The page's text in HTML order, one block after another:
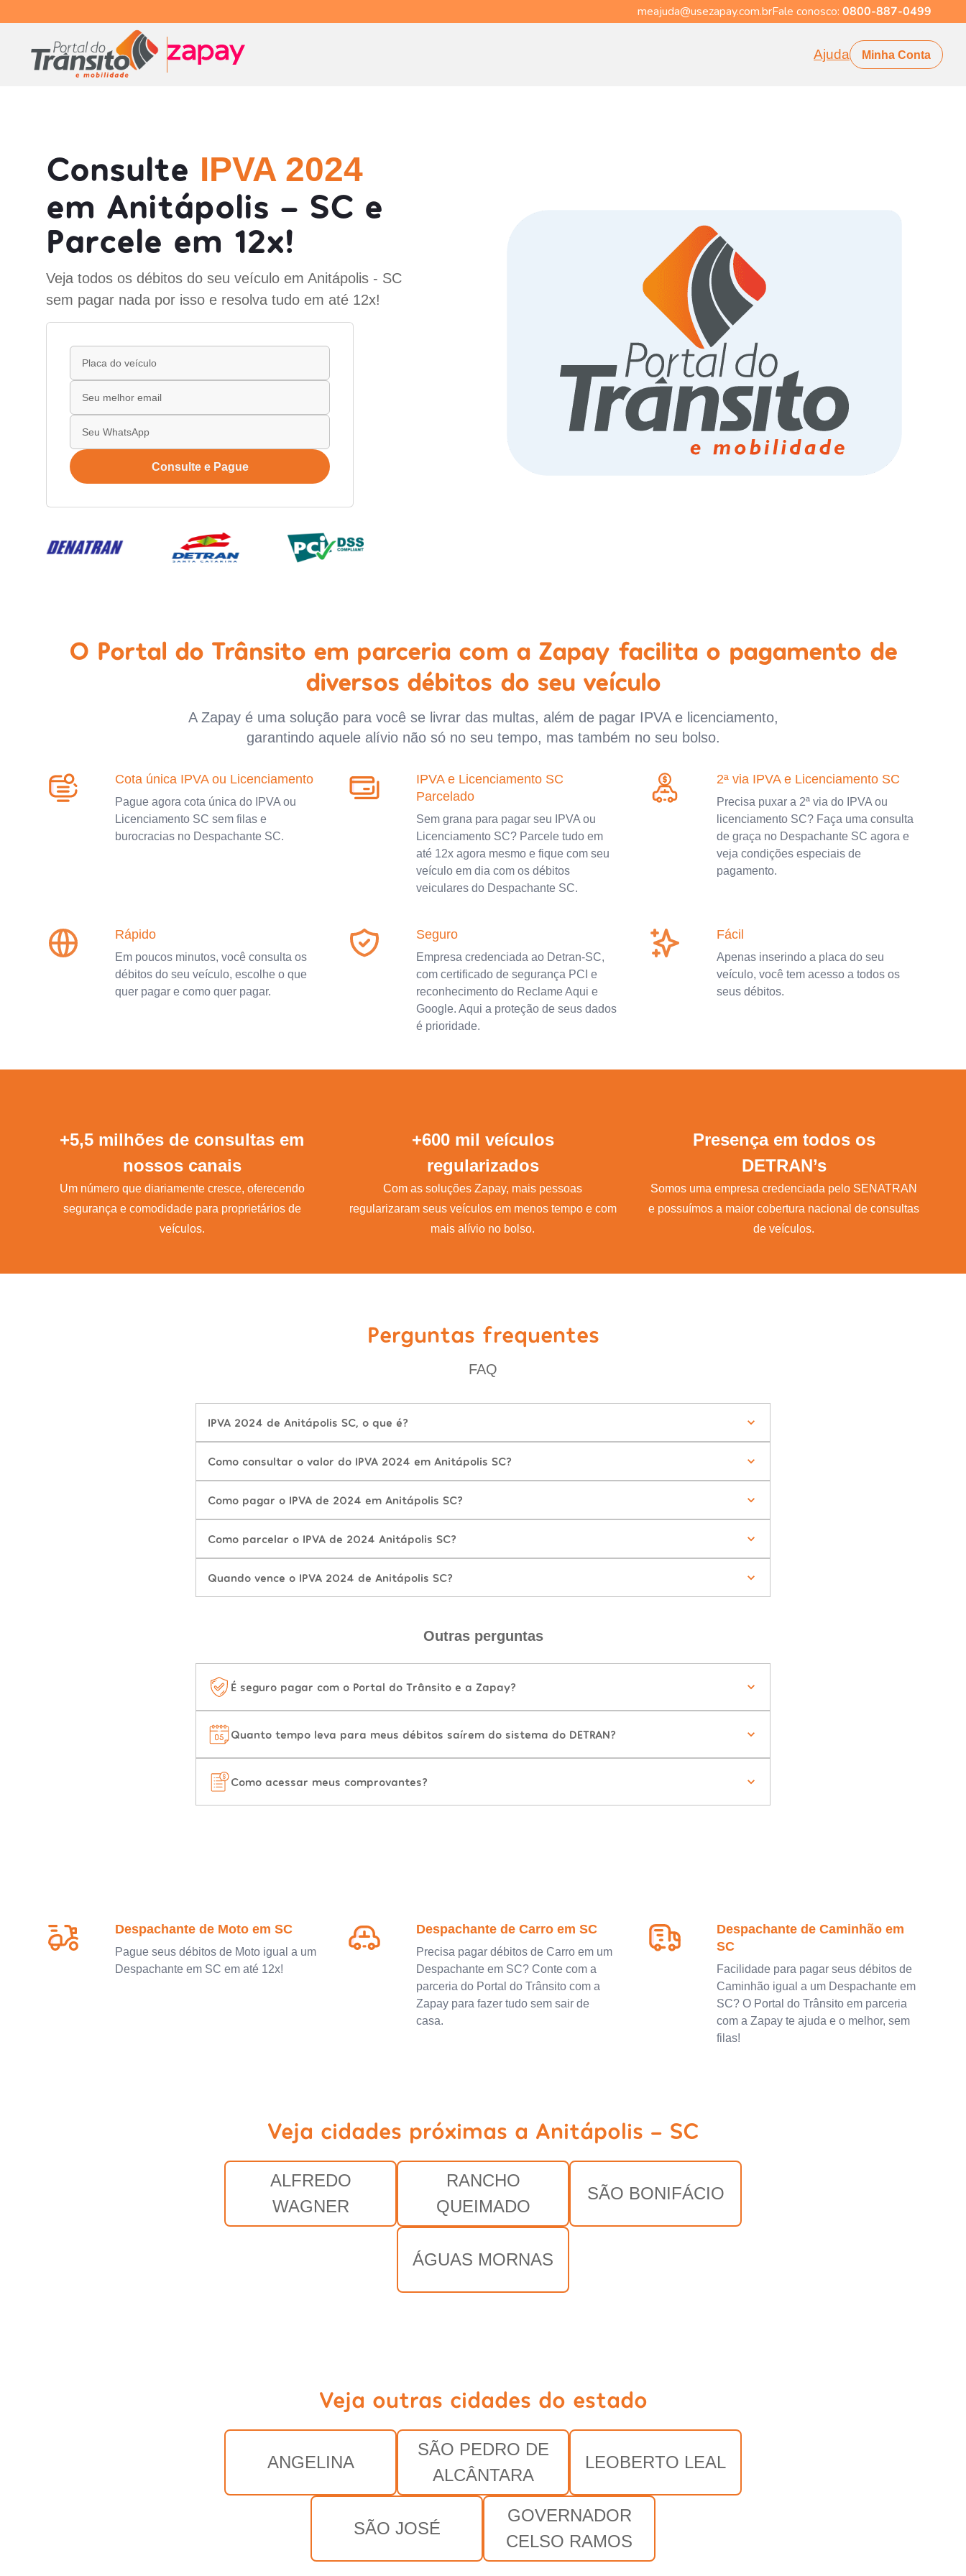
meajuda@usezapay.com.brFale conosco: 0800-887-0499
Ajuda Minha Conta
Consulte IPVA 2024
em Anitápolis - SC e
Parcele em 12x!
Veja todos os débitos do seu veículo em Anitápolis - SC
sem pagar nada por isso e resolva tudo em até 12x!
Consulte e Pague
O Portal do Trânsito em parceria com a Zapay facilita o pagamento de
diversos débitos do seu veículo
A Zapay é uma solução para você se livrar das multas, além de pagar IPVA e licenciamento,
garantindo aquele alívio não só no seu tempo, mas também no seu bolso.
Cota única IPVA ou Licenciamento
Pague agora cota única do IPVA ou
Licenciamento SC sem filas e
burocracias no Despachante SC.
IPVA e Licenciamento SC
Parcelado
Sem grana para pagar seu IPVA ou
Licenciamento SC? Parcele tudo em
até 12x agora mesmo e fique com seu
veículo em dia com os débitos
veiculares do Despachante SC.
2ª via IPVA e Licenciamento SC
Precisa puxar a 2ª via do IPVA ou
licenciamento SC? Faça uma consulta
de graça no Despachante SC agora e
veja condições especiais de
pagamento.
Rápido
Em poucos minutos, você consulta os
débitos do seu veículo, escolhe o que
quer pagar e como quer pagar.
Seguro
Empresa credenciada ao Detran-SC,
com certificado de segurança PCI e
reconhecimento do Reclame Aqui e
Google. Aqui a proteção de seus dados
é prioridade.
Fácil
Apenas inserindo a placa do seu
veículo, você tem acesso a todos os
seus débitos.
+5,5 milhões de consultas em
nossos canais
Um número que diariamente cresce, oferecendo
segurança e comodidade para proprietários de
veículos.
+600 mil veículos
regularizados
Com as soluções Zapay, mais pessoas
regularizaram seus veículos em menos tempo e com
mais alívio no bolso.
Presença em todos os
DETRAN’s
Somos uma empresa credenciada pelo SENATRAN
e possuímos a maior cobertura nacional de consultas
de veículos.
Perguntas frequentes
FAQ
IPVA 2024 de Anitápolis SC, o que é?
Como consultar o valor do IPVA 2024 em Anitápolis SC?
Como pagar o IPVA de 2024 em Anitápolis SC?
Como parcelar o IPVA de 2024 Anitápolis SC?
Quando vence o IPVA 2024 de Anitápolis SC?
Outras perguntas
É seguro pagar com o Portal do Trânsito e a Zapay?
Quanto tempo leva para meus débitos saírem do sistema do DETRAN?
Como acessar meus comprovantes?
Despachante de Moto em SC
Pague seus débitos de Moto igual a um
Despachante em SC em até 12x!
Despachante de Carro em SC
Precisa pagar débitos de Carro em um
Despachante em SC? Conte com a
parceria do Portal do Trânsito com a
Zapay para fazer tudo sem sair de
casa.
Despachante de Caminhão em
SC
Facilidade para pagar seus débitos de
Caminhão igual a um Despachante em
SC? O Portal do Trânsito em parceria
com a Zapay te ajuda e o melhor, sem
filas!
Veja cidades próximas a Anitápolis - SC
ALFREDO
WAGNER
RANCHO
QUEIMADO
SÃO BONIFÁCIO
ÁGUAS MORNAS
Veja outras cidades do estado
ANGELINA
SÃO PEDRO DE
ALCÂNTARA
LEOBERTO LEAL
SÃO JOSÉ
GOVERNADOR
CELSO RAMOS